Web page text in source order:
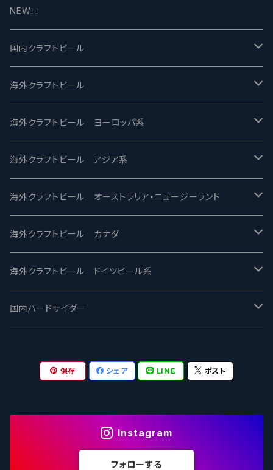
NEW！！
国内クラフトビール
UCHU BREWING -うちゅうブルーイング
バテレ -VERTERE
2nd Story Ale Works -セカンドストーリー
ビアへるん - Beer Hearn
忽布古丹醸造 - HOP KOTAN
ワイマーケットブルーイング Y.Market Brewing
志賀高原ビール - SIGAKOGEN
箕面ビール - MINOH BEER
サンクトガーレン - Sankt Gallen
ウェストコーストブルーイング -WCB
海外クラフトビール
Modern Times モダンタイムズ
Maui マウイ
Toppling Goliath トップリンゴライアス
Fair State フェアステイト
Lagunitas ラグニタス
FirestoneWalker ファイアストーン
Mikkeller ミッケラー
Hop Nation ホップネーション
Brewski ブリュースキー
海外クラフトビール ヨーロッパ系
UnBarred -アンバード
SAIREN /サイレン
ワイルドチャイルド - Wilde Child
BrewDog Brewery - ブリュードッグ
The Flying Inn / ザ フライイング イン
Lambiek Fabriek - ファブリーク
Marble / マーブル
Buxton - バクストン
海外クラフトビール アジア系
gweilo-鬼佬 グウァイロ
Heart Of Darkness - ハートオブダークネス
Carbon brews -カーボン
TAIHU - タイフー
Behemoth - ベヒーモス
海外クラフトビール オーストラリア・ニュージーランド
ROCKY RIDGE - ロッキーリッジ
BODRIGGY BREWING ボッドリッジー
CO-CONSPIRATORS コ・コンスピレーターズ
Deep Creek Brewing Co.
8 Wired エイトワイアード
Isthmus イスムス
海外クラフトビール カナダ
Jackie O's ジャッキーオーズ
Westbrook ウェストブルック
Strathcona ストラスコナ
ODIN BREWING オディン
Electric Bicycle エレクトリックバイシクル
海外クラフトビール ドイツビール系
Karmeliten カーメリテン
Früh フリュー
Plank プランク
Tucher トゥーハー
国内ハードサイダー
保存 シェア LINE ポスト
Instagram
フォローする